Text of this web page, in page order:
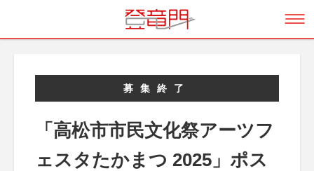
募集終了
「高松市市民文化祭アーツフ
ェスタたかまつ 2025」ポス